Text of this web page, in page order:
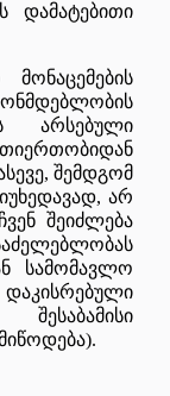
დამატებითი
არსებული
შემდგომ
არ
შეიძლება
სამომავლო